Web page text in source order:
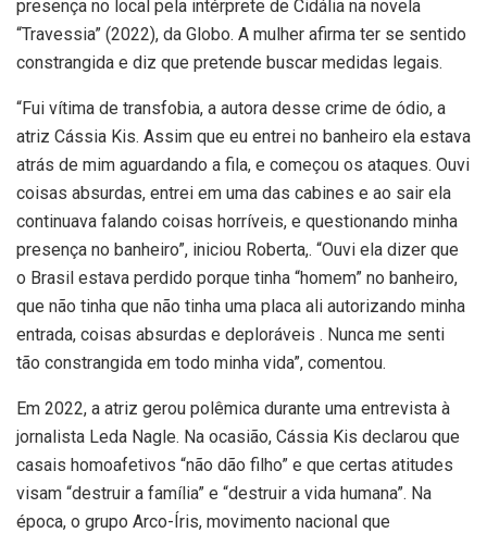
presença no local pela intérprete de Cidália na novela
“Travessia” (2022), da Globo. A mulher afirma ter se sentido
constrangida e diz que pretende buscar medidas legais.
“Fui vítima de transfobia, a autora desse crime de ódio, a
atriz Cássia Kis. Assim que eu entrei no banheiro ela estava
atrás de mim aguardando a fila, e começou os ataques. Ouvi
coisas absurdas, entrei em uma das cabines e ao sair ela
continuava falando coisas horríveis, e questionando minha
presença no banheiro”, iniciou Roberta,. “Ouvi ela dizer que
o Brasil estava perdido porque tinha “homem” no banheiro,
que não tinha que não tinha uma placa ali autorizando minha
entrada, coisas absurdas e deploráveis . Nunca me senti
tão constrangida em todo minha vida”, comentou.
Em 2022, a atriz gerou polêmica durante uma entrevista à
jornalista Leda Nagle. Na ocasião, Cássia Kis declarou que
casais homoafetivos “não dão filho” e que certas atitudes
visam “destruir a família” e “destruir a vida humana”. Na
época, o grupo Arco-Íris, movimento nacional que